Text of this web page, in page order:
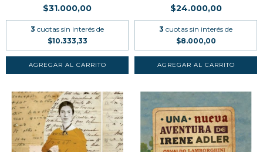
$31.000,00
3 cuotas sin interés de
$10.333,33
$24.000,00
3 cuotas sin interés de
$8.000,00